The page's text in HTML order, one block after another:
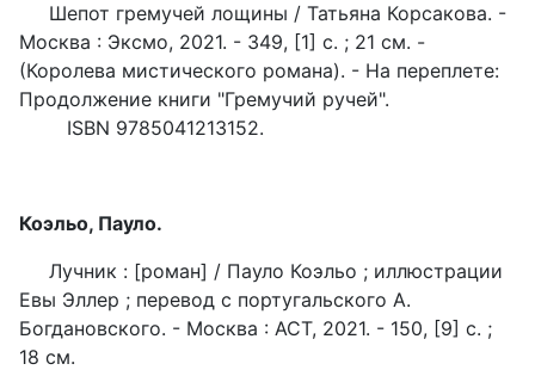
Шепот гремучей лощины / Татьяна Корсакова. -
Москва : Эксмо, 2021. - 349, [1] с. ; 21 см. -
(Королева мистического романа). - На переплете:
Продолжение книги "Гремучий ручей".
ISBN 9785041213152.
Коэльо, Пауло.
Лучник : [роман] / Пауло Коэльо ; иллюстрации
Евы Эллер ; перевод с португальского А.
Богдановского. - Москва : АСТ, 2021. - 150, [9] с. ;
18 см.